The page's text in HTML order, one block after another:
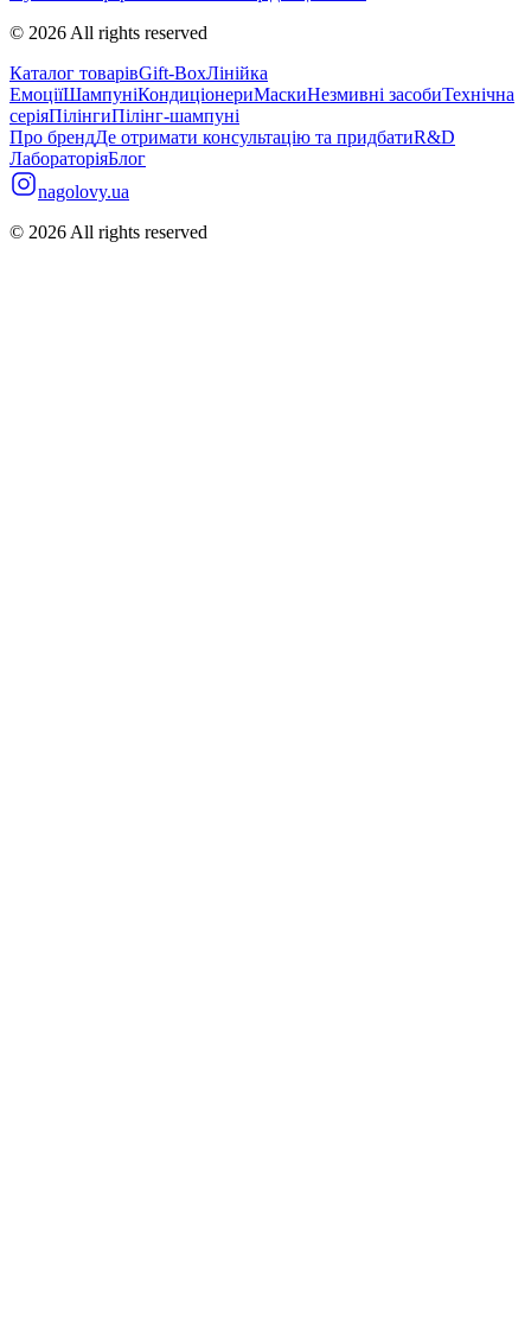
© 2026 All rights reserved
Каталог товарівGift-BoxЛінійка
ЕмоціїШампуніКондиціонериМаскиНезмивні засобиТехнічна
серіяПілінгиПілінг-шампуні
Про брендДе отримати консультацію та придбатиR&D
ЛабораторіяБлог
nagolovy.ua
© 2026 All rights reserved